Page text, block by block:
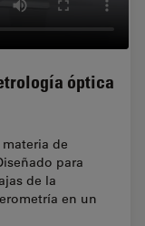
óptica
de
para
de la
en un